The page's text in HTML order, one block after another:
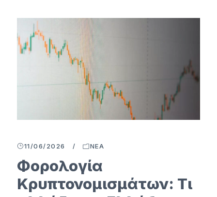
11/06/2026 / ΝΈΑ
Φορολογία
Κρυπτονομισμάτων: Τι